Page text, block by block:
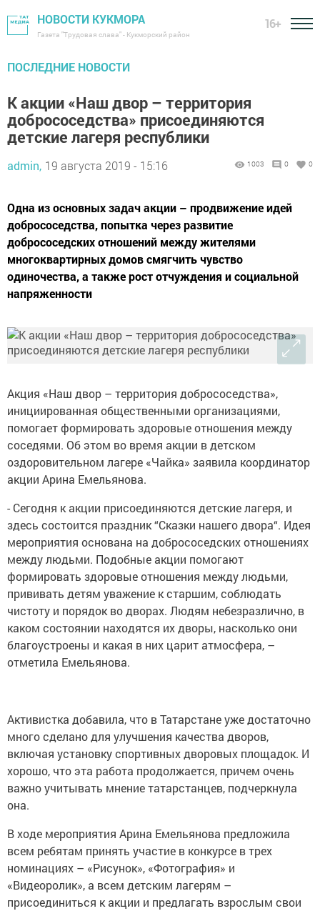
НОВОСТИ КУКМОРА
Газета "Трудовая слава" - Кукморский район
16+
ПОСЛЕДНИЕ НОВОСТИ
К акции «Наш двор – территория
добрососедства» присоединяются
детские лагеря республики
admin, 19 августа 2019 - 15:16 1003 0 0
Одна из основных задач акции – продвижение идей
добрососедства, попытка через развитие
добрососедских отношений между жителями
многоквартирных домов смягчить чувство
одиночества, а также рост отчуждения и социальной
напряженности
Акция «Наш двор – территория добрососедства»,
инициированная общественными организациями,
помогает формировать здоровые отношения между
соседями. Об этом во время акции в детском
оздоровительном лагере «Чайка» заявила координатор
акции Арина Емельянова.
- Сегодня к акции присоединяются детские лагеря, и
здесь состоится праздник “Сказки нашего двора“. Идея
мероприятия основана на добрососедских отношениях
между людьми. Подобные акции помогают
формировать здоровые отношения между людьми,
прививать детям уважение к старшим, соблюдать
чистоту и порядок во дворах. Людям небезразлично, в
каком состоянии находятся их дворы, насколько они
благоустроены и какая в них царит атмосфера, –
отметила Емельянова.
Активистка добавила, что в Татарстане уже достаточно
много сделано для улучшения качества дворов,
включая установку спортивных дворовых площадок. И
хорошо, что эта работа продолжается, причем очень
важно учитывать мнение татарстанцев, подчеркнула
она.
В ходе мероприятия Арина Емельянова предложила
всем ребятам принять участие в конкурсе в трех
номинациях – «Рисунок», «Фотография» и
«Видеоролик», а всем детским лагерям –
присоединиться к акции и предлагать взрослым свои